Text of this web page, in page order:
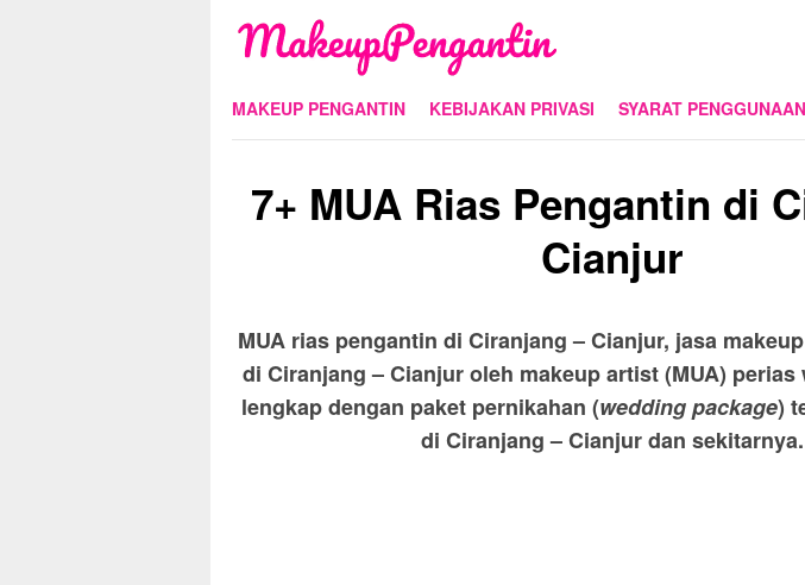
Skip
MAKEUP PENGANTIN KEBIJAKAN PRIVASI SYARAT PENGGUNAAN
7+ MUA Rias Pengantin di
Cianjur
MUA rias pengantin di Ciranjang – Cianjur, jasa
di Ciranjang – Cianjur oleh makeup artist (MUA)
lengkap dengan paket pernikahan (wedding package)
di Ciranjang – Cianjur dan sekitarnya.